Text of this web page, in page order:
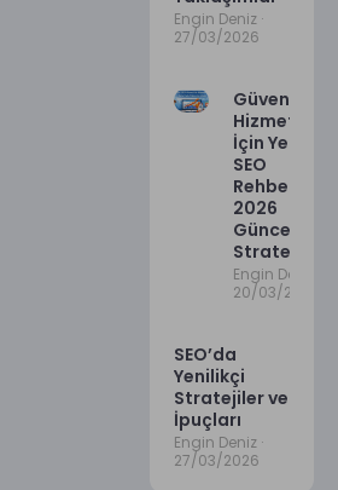
Engin Deniz
27/03/2026
Güvenlik
Hizmetleri
İçin Yerel
SEO
Rehberi:
2026
Güncel
Stratejiler
Engin Deniz
20/03/2026
SEO’da
Yenilikçi
Stratejiler ve
İpuçları
Engin Deniz
27/03/2026